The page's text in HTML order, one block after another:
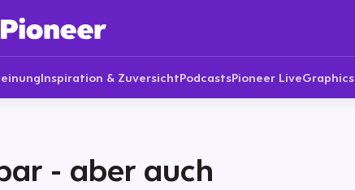
Inspiration & ZuversichtPodcastsPioneer LiveGraphics
- aber auch